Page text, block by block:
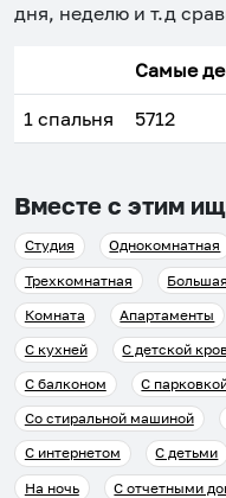
дня, неделю и т.д
Самые
1 спальня 5712
Вместе с этим
Студия Однокомнатная
Трехкомнатная
Большая
Комната
Апартаменты
С кухней
С детской
С балконом
С
Со стиральной машиной
С интернетом
С детьми
На ночь
С отчетными